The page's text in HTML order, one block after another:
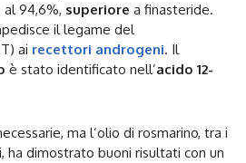
94,6%, superiore a finasteride.
il legame del
ai recettori androgeni. Il
è stato identificato nell’acido 12-
ma l’olio di rosmarino, tra i
ha dimostrato buoni risultati con un